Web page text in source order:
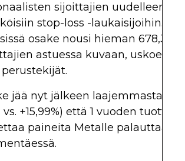
sijoittajien
stop-loss -laukaisijoihin.
osake nousi hieman 678,33
astuessa kuvaan, uskoen
jää nyt jälkeen laajemmasta
vs. +15,99%) että 1 vuoden tuotto
paineita Metalle palauttaa